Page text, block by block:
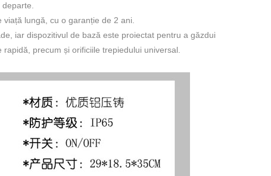
departe.
lungă, cu o garanție de 2 ani.
iar dispozitivul de bază este proiectat pentru a găzdui
precum și orificiile trepiedului universal.